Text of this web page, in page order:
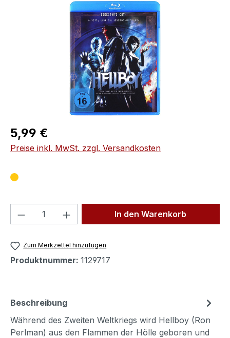
Bildergalerie überspringen
Regulärer Preis:
5,99 €
Preise inkl. MwSt. zzgl. Versandkosten
Produkt Anzahl: Gib denIn den Warenkorb
Zum Merkzettel hinzufügen
Produktnummer: 1129717
Beschreibung
Während des Zweiten Weltkriegs wird Hellboy (Ron
Perlman) aus den Flammen der Hölle geboren und